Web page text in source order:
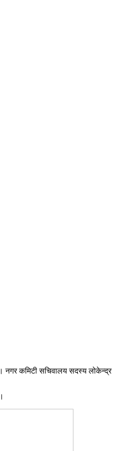
नगर कमिटी सचिवालय सदस्य लोकेन्द्र